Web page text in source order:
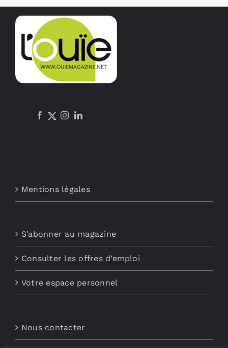
Mentions légales
S’abonner au magazine
Consulter les offres d’emploi
Votre espace personnel
Nous contacter